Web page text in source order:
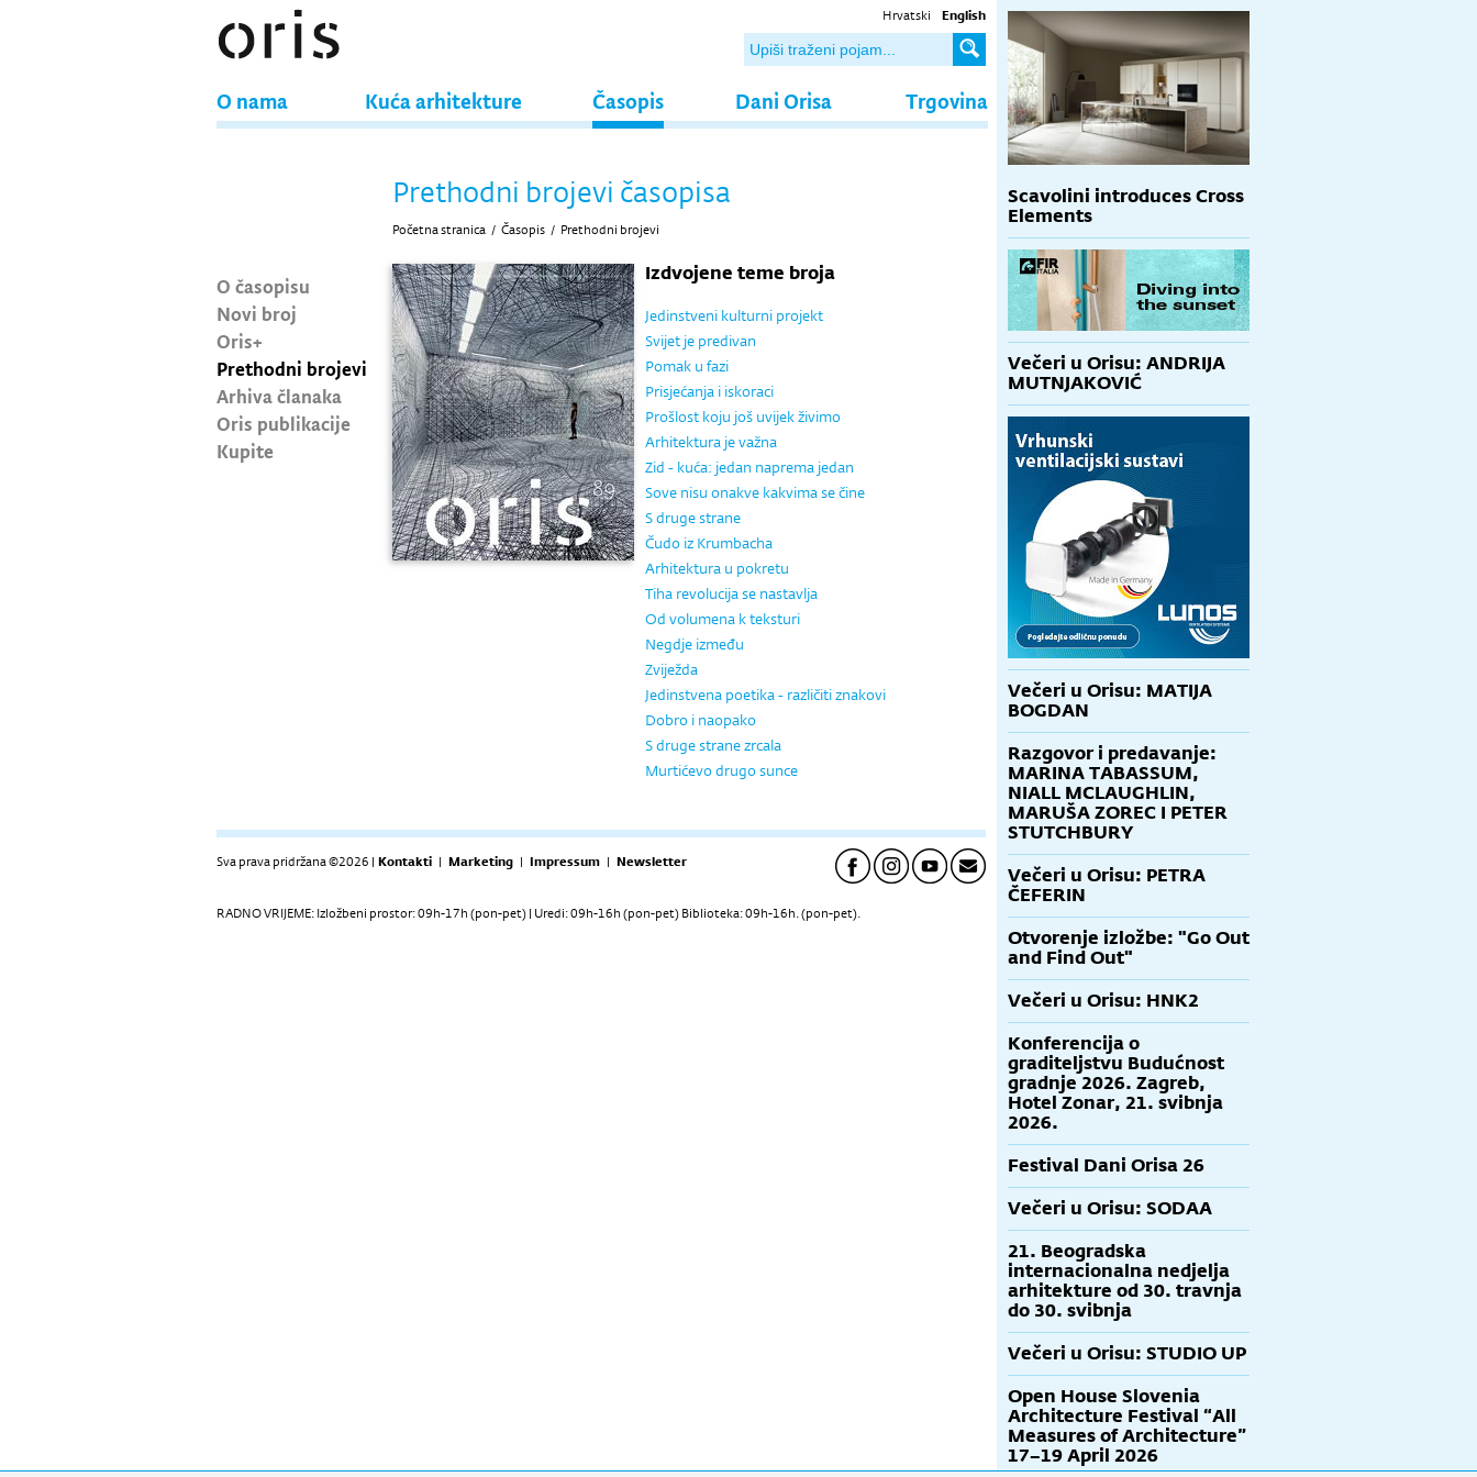
Hrvatski English
O nama Kuća arhitekture Časopis Dani Orisa Trgovina
O časopisu
Novi broj
Oris+
Prethodni brojevi
Arhiva članaka
Oris publikacije
Kupite
Prethodni brojevi časopisa
Početna stranica / Časopis / Prethodni brojevi
Izdvojene teme broja
Jedinstveni kulturni projekt
Svijet je predivan
Pomak u fazi
Prisjećanja i iskoraci
Prošlost koju još uvijek živimo
Arhitektura je važna
Zid - kuća: jedan naprema jedan
Sove nisu onakve kakvima se čine
S druge strane
Čudo iz Krumbacha
Arhitektura u pokretu
Tiha revolucija se nastavlja
Od volumena k teksturi
Negdje između
Zviježda
Jedinstvena poetika - različiti znakovi
Dobro i naopako
S druge strane zrcala
Murtićevo drugo sunce
Sva prava pridržana ©2026 | Kontakti | Marketing | Impressum | Newsletter
RADNO VRIJEME: Izložbeni prostor: 09h-17h (pon-pet) | Uredi: 09h-16h (pon-pet) Biblioteka: 09h-16h. (pon-pet).
Scavolini introduces Cross
Elements
Večeri u Orisu: ANDRIJA
MUTNJAKOVIĆ
Večeri u Orisu: MATIJA
BOGDAN
Razgovor i predavanje:
MARINA TABASSUM,
NIALL MCLAUGHLIN,
MARUŠA ZOREC I PETER
STUTCHBURY
Večeri u Orisu: PETRA
ČEFERIN
Otvorenje izložbe: "Go Out
and Find Out"
Večeri u Orisu: HNK2
Konferencija o
graditeljstvu Budućnost
gradnje 2026. Zagreb,
Hotel Zonar, 21. svibnja
2026.
Festival Dani Orisa 26
Večeri u Orisu: SODAA
21. Beogradska
internacionalna nedjelja
arhitekture od 30. travnja
do 30. svibnja
Večeri u Orisu: STUDIO UP
Open House Slovenia
Architecture Festival “All
Measures of Architecture”
17–19 April 2026